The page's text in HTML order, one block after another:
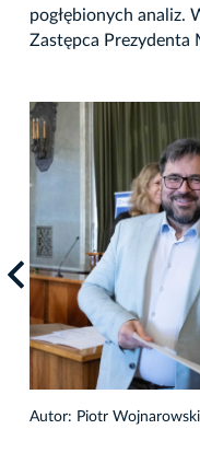
pogłębionych analiz.
Zastępca Prezydenta
Autor: Piotr Wojnarowski